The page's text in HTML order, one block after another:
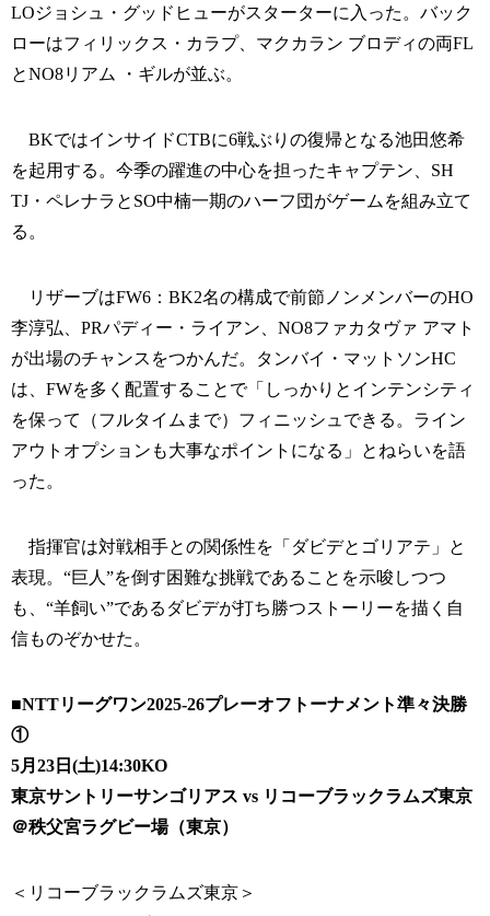
LOジョシュ・グッドヒューがスターターに入った。バック
ローはフィリックス・カラプ、マクカラン ブロディの両FL
とNO8リアム ・ギルが並ぶ。
BKではインサイドCTBに6戦ぶりの復帰となる池田悠希
を起用する。今季の躍進の中心を担ったキャプテン、SH
TJ・ペレナラとSO中楠一期のハーフ団がゲームを組み立て
る。
リザーブはFW6：BK2名の構成で前節ノンメンバーのHO
李淳弘、PRパディー・ライアン、NO8ファカタヴァ アマト
が出場のチャンスをつかんだ。タンバイ・マットソンHC
は、FWを多く配置することで「しっかりとインテンシティ
を保って（フルタイムまで）フィニッシュできる。ライン
アウトオプションも大事なポイントになる」とねらいを語
った。
指揮官は対戦相手との関係性を「ダビデとゴリアテ」と
表現。“巨人”を倒す困難な挑戦であることを示唆しつつ
も、“羊飼い”であるダビデが打ち勝つストーリーを描く自
信ものぞかせた。
■NTTリーグワン2025-26プレーオフトーナメント準々決勝
①
5月23日(土)14:30KO
東京サントリーサンゴリアス vs リコーブラックラムズ東京
＠秩父宮ラグビー場（東京）
＜リコーブラックラムズ東京＞